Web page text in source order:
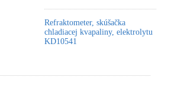
Refraktometer, skúšačka
chladiacej kvapaliny, elektrolytu
KD10541